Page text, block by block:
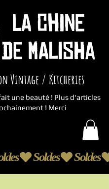
Vintage / Kitcheries
une beauté ! Plus d'articles
! Merci